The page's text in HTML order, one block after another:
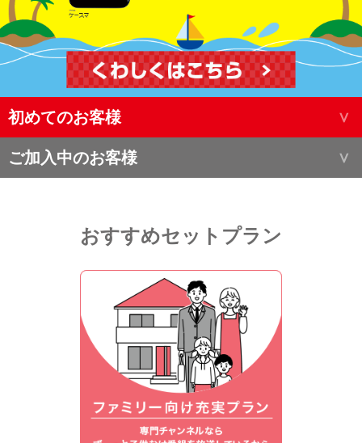
初めてのお客様
ご加入中のお客様
おすすめセットプラン